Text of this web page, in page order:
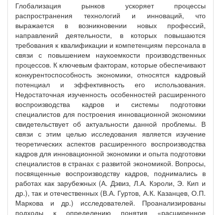
Глобализация рынков ускоряет процессы
распространения технологий и инноваций, что
выражается в возникновении новых профессий,
направлений деятельности, в которых повышаются
требования к квалификации и компетенциям персонала в
связи с повышением наукоемкости производственных
процессов. К ключевым факторам, которые обеспечивают
конкурентоспособность экономики, относятся кадровый
потенциал и эффективность его использования.
Недостаточная изученность особенностей расширенного
воспроизводства кадров и системы подготовки
специалистов для построения инновационной экономики
свидетельствует об актуальности данной проблемы. В
связи с этим целью исследования является изучение
теоретических аспектов расширенного воспроизводства
кадров для инновационной экономики и опыта подготовки
специалистов в странах с развитой экономикой. Вопросы,
посвященные воспроизводству кадров, поднимались в
работах как зарубежных (А. Дэвиз, Л.А. Кэроли, Э. Кип и
др.), так и отечественных (В.А. Гуртов, А.К. Казанцев, О.П.
Маркова и др.) исследователей. Проанализированы
подходы к определению понятия «расширенное